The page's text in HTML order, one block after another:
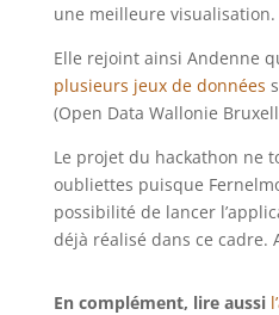
une meilleure visualisation.
Elle rejoint ainsi Andenne
plusieurs jeux de données
(Open Data Wallonie
Le projet du hackathon ne
oubliettes puisque
possibilité de lancer
déjà réalisé dans ce cadre.
En complément, lire aussi